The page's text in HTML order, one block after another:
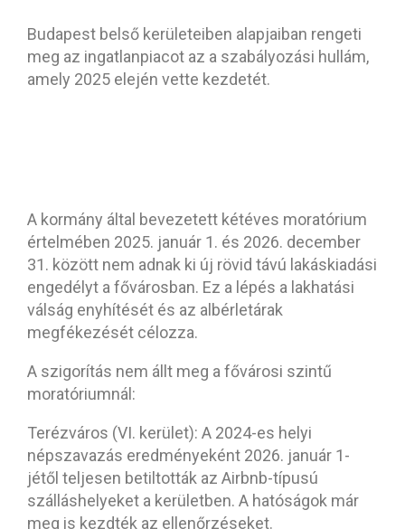
Budapest belső kerületeiben alapjaiban rengeti
meg az ingatlanpiacot az a szabályozási hullám,
amely 2025 elején vette kezdetét.
A kormány által bevezetett kétéves moratórium
értelmében 2025. január 1. és 2026. december
31. között nem adnak ki új rövid távú lakáskiadási
engedélyt a fővárosban. Ez a lépés a lakhatási
válság enyhítését és az albérletárak
megfékezését célozza.
A szigorítás nem állt meg a fővárosi szintű
moratóriumnál:
Terézváros (VI. kerület): A 2024-es helyi
népszavazás eredményeként 2026. január 1-
jétől teljesen betiltották az Airbnb-típusú
szálláshelyeket a kerületben. A hatóságok már
meg is kezdték az ellenőrzéseket.